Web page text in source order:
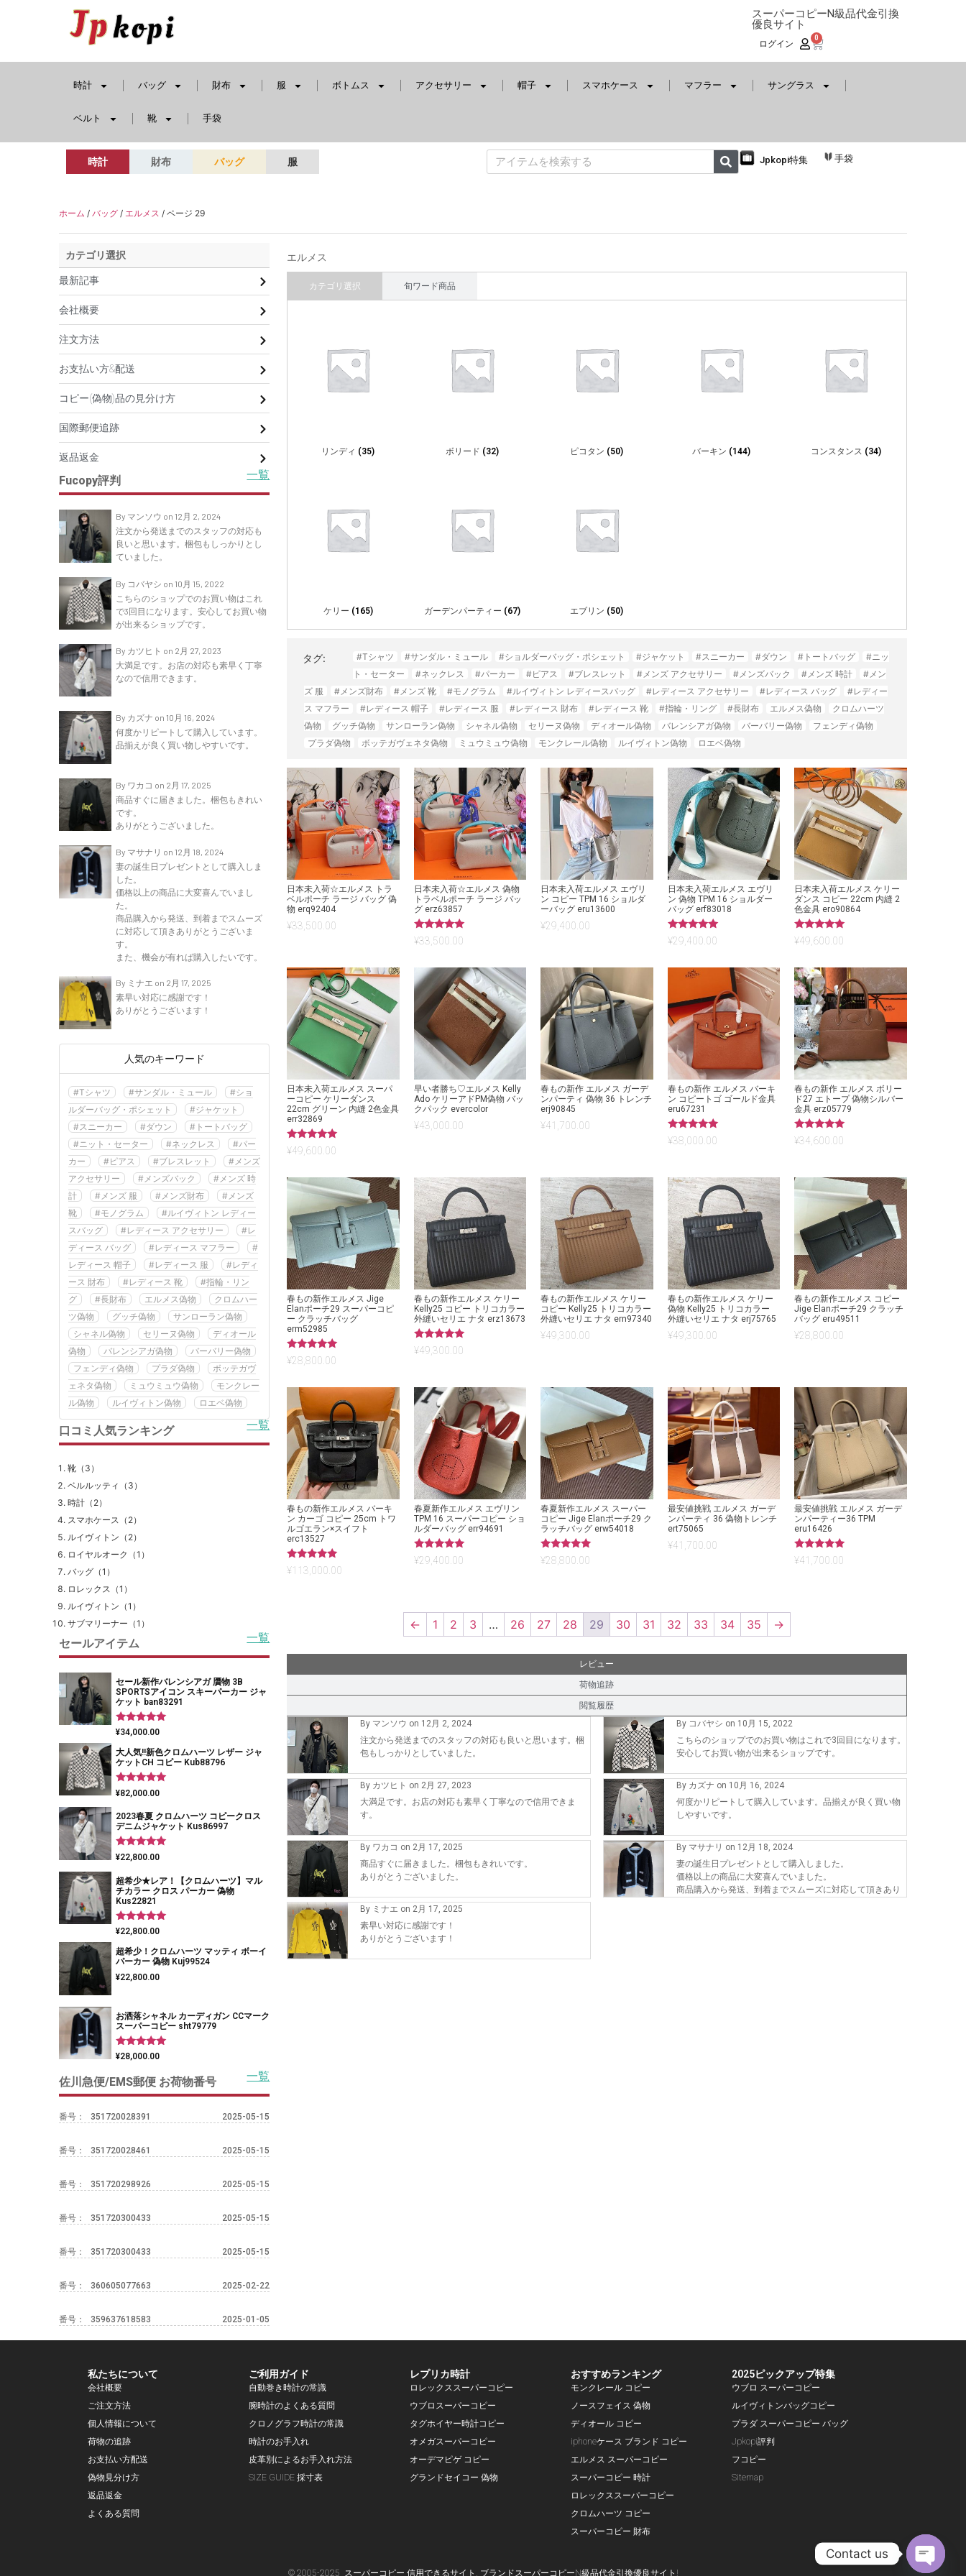
スーパーコピーN級品代金引換
優良サイト
ログイン
0
時計 バッグ 財布 服 ボトムス アクセサリー 帽子 スマホケース マフラー サングラス
ベルト 靴 手袋
時計 財布 バッグ 服 Jpkopi特集 手袋
ホーム / バッグ / エルメス / ページ 29
カテゴリ選択
最新記事
会社概要
注文方法
お支払い方&配送
コピー(偽物)品の見分け方
国際郵便追跡
返品返金
Fucopy評判 一覧
By マンソウ on 12月 2, 2024
注文から発送までのスタッフの対応も
良いと思います。梱包もしっかりとし
ていました。
By コバヤシ on 10月 15, 2022
こちらのショップでのお買い物はこれ
で3回目になります。安心してお買い物
が出来るショップです。
By カツヒト on 2月 27, 2023
大満足です。お店の対応も素早く丁寧
なので信用できます。
By カズナ on 10月 16, 2024
何度かリピートして購入しています。
品揃えが良く買い物しやすいです。
By ワカコ on 2月 17, 2025
商品すぐに届きました。梱包もきれい
です。
ありがとうございました。
By マサナリ on 12月 18, 2024
妻の誕生日プレゼントとして購入しま
した。
価格以上の商品に大変喜んでいまし
た。
商品購入から発送、到着までスムーズ
に対応して頂きありがとうございま
す。
また、機会が有れば購入したいです。
By ミナエ on 2月 17, 2025
素早い対応に感謝です！
ありがとうございます！
人気のキーワード
#Tシャツ #サンダル・ミュール
#ショ
ルダーバッグ・ポシェット
#ジャケット
#スニーカー
#ダウン
#トートバッグ
#ニット・セーター
#ネックレス
#パー
カー
#ピアス #ブレスレット
#メンズ
アクセサリー
#メンズバック
#メンズ 時
計
#メンズ 服 #メンズ財布
#メンズ
靴
#モノグラム
#ルイヴィトン レディー
スバッグ
#レディース アクセサリー
#レ
ディース バッグ
#レディース マフラー
#
レディース 帽子
#レディース 服
#レディ
ース 財布
#レディース 靴
#指輪・リン
グ
#長財布 エルメス偽物
クロムハー
ツ偽物
グッチ偽物
サンローラン偽物
シャネル偽物
セリーヌ偽物
ディオール
偽物
バレンシアガ偽物
バーバリー偽物
フェンディ偽物
プラダ偽物
ボッテガヴ
ェネタ偽物
ミュウミュウ偽物
モンクレー
ル偽物
ルイヴィトン偽物 ロエベ偽物
口コミ人気ランキング 一覧
靴（3）
ベルルッティ（3）
時計（2）
スマホケース（2）
ルイヴィトン（2）
ロイヤルオーク（1）
バッグ（1）
ロレックス（1）
ルイヴィトン（1）
サブマリーナー（1）
セールアイテム 一覧
セール新作バレンシアガ 贋物 3B
SPORTSアイコン スキーパーカー ジャ
ケット ban83291
5段階中
5.00
の評価
¥34,000.00
大人気!!新色クロムハーツ レザー ジャ
ケットCH コピー Kub88796
5段階中
5.00
¥82,000.00
2023春夏 クロムハーツ コピークロス
デニムジャケット Kus86997
5段階中
5.00
の評価
¥22,800.00
超希少★レア！【クロムハーツ】マル
チカラー クロス パーカー 偽物
Kus22821
5段階中
5.00
の評価
¥22,800.00
超希少！クロムハーツ マッティ ボーイ
パーカー 偽物 Kuj99524
¥22,800.00
お洒落シャネル カーディガン CCマーク
スーパーコピー sht79779
5段階中
5.00
¥28,000.00
佐川急便/EMS郵便 お荷物番号 一覧
番号： 351720028391 2025-05-15
番号： 351720028461 2025-05-15
番号： 351720298926 2025-05-15
番号： 351720300433 2025-05-15
番号： 351720300433 2025-05-15
番号： 360605077663 2025-02-22
番号： 359637618583 2025-01-05
エルメス
カテゴリ選択 旬ワード商品
リンディ (35) ボリード (32) ピコタン (50) バーキン (144) コンスタンス (34)
ケリー (165) ガーデンパーティー (67) エブリン (50)
タグ: #Tシャツ #サンダル・ミュール #ショルダーバッグ・ポシェット #ジャケット #スニーカー #ダウン #トートバッグ
#ニッ
ト・セーター
#ネックレス #パーカー #ピアス #ブレスレット #メンズ アクセサリー #メンズバック #メンズ 時計
#メン
ズ 服
#メンズ財布 #メンズ 靴 #モノグラム #ルイヴィトン レディースバッグ #レディース アクセサリー #レディース バッグ
#レディー
ス マフラー
#レディース 帽子 #レディース 服 #レディース 財布 #レディース 靴 #指輪・リング #長財布 エルメス偽物
クロムハーツ
偽物
グッチ偽物 サンローラン偽物 シャネル偽物 セリーヌ偽物 ディオール偽物 バレンシアガ偽物 バーバリー偽物
フェンディ偽物
プラダ偽物
ボッテガヴェネタ偽物 ミュウミュウ偽物 モンクレール偽物 ルイヴィトン偽物 ロエベ偽物
日本未入荷☆エルメス トラ
ベルポーチ ラージ バッグ 偽
物 erq92404
¥33,500.00
日本未入荷☆エルメス 偽物
トラベルポーチ ラージ バッ
グ erz63857
5段階中
5.00
¥33,500.00
日本未入荷エルメス エヴリ
ン コピー TPM 16 ショルダ
ーバッグ eru13600
¥29,400.00
日本未入荷エルメス エヴリ
ン 偽物 TPM 16 ショルダー
バッグ erf83018
5段階中
5.00
¥29,400.00
日本未入荷エルメス ケリー
ダンス コピー 22cm 内縫 2
色金具 ero90864
5段階中
5.00
¥49,600.00
日本未入荷エルメス スーパ
ーコピー ケリーダンス
22cm グリーン 内縫 2色金具
err32869
5段階中
5.00
¥49,600.00
早い者勝ち♡エルメス Kelly
Ado ケリーアドPM偽物 バッ
クパック evercolor
¥43,000.00
春もの新作 エルメス ガーデ
ンパーティ 偽物 36 トレンチ
erj90845
¥41,700.00
春もの新作 エルメス バーキ
ン コピートゴ ゴールド金具
eru67231
5段階中
5.00
¥38,000.00
春もの新作 エルメス ボリー
ド27 エトープ 偽物シルバー
金具 erz05779
5段階中
5.00
¥34,600.00
春もの新作エルメス Jige
Elanポーチ29 スーパーコピ
ー クラッチバッグ
erm52985
5段階中
5.00
¥28,800.00
春もの新作エルメス ケリー
Kelly25 コピー トリコカラー
外縫いセリエ ナタ erz13673
5段階中
5.00
¥49,300.00
春もの新作エルメス ケリー
コピー Kelly25 トリコカラー
外縫いセリエ ナタ ern97340
¥49,300.00
春もの新作エルメス ケリー
偽物 Kelly25 トリコカラー
外縫いセリエ ナタ erj75765
¥49,300.00
春もの新作エルメス コピー
Jige Elanポーチ29 クラッチ
バッグ eru49511
¥28,800.00
春もの新作エルメス バーキ
ン カーゴ コピー 25cm トワ
ルゴエラン×スイフト
erc13527
5段階中
5.00
¥113,000.00
春夏新作エルメス エヴリン
TPM 16 スーパーコピー ショ
ルダーバッグ err94691
5段階中
5.00
¥29,400.00
春夏新作エルメス スーパー
コピー Jige Elanポーチ29 ク
ラッチバッグ erw54018
5段階中
5.00
¥28,800.00
最安値挑戦 エルメス ガーデ
ンパーティ 36 偽物トレンチ
ert75065
¥41,700.00
最安値挑戦 エルメス ガーデ
ンパーティー36 TPM
eru16426
5段階中
5.00
¥41,700.00
← 1 2 3 … 26 27 28 29 30 31 32 33 34 35 →
レビュー
荷物追跡
閲覧履歴
By マンソウ on 12月 2, 2024
注文から発送までのスタッフの対応も良いと思います。梱
包もしっかりとしていました。
By コバヤシ on 10月 15, 2022
こちらのショップでのお買い物はこれで3回目になります。
安心してお買い物が出来るショップです。
By カツヒト on 2月 27, 2023
大満足です。お店の対応も素早く丁寧なので信用できま
す。
By カズナ on 10月 16, 2024
何度かリピートして購入しています。品揃えが良く買い物
しやすいです。
By ワカコ on 2月 17, 2025
商品すぐに届きました。梱包もきれいです。
ありがとうございました。
By マサナリ on 12月 18, 2024
妻の誕生日プレゼントとして購入しました。
価格以上の商品に大変喜んでいました。
商品購入から発送、到着までスムーズに対応して頂きあり
By ミナエ on 2月 17, 2025
素早い対応に感謝です！
ありがとうございます！
私たちについて
会社概要
ご注文方法
個人情報について
荷物の追跡
お支払い方配送
偽物見分け方
返品返金
よくある質問
ご利用ガイド
自動巻き時計の常識
腕時計のよくある質問
クロノグラフ時計の常識
時計のお手入れ
皮革別によるお手入れ方法
SIZE GUIDE 採寸表
レプリカ時計
ロレックススーパーコピー
ウブロスーパーコピー
タグホイヤー時計コピー
オメガスーパーコピー
オーデマピゲ コピー
グランドセイコー 偽物
おすすめランキング
モンクレール コピー
ノースフェイス 偽物
ディオール コピー
iphoneケース ブランド コピー
エルメス スーパーコピー
スーパーコピー 時計
ロレックススーパーコピー
クロムハーツ コピー
スーパーコピー 財布
2025ピックアップ特集
ウブロ スーパーコピー
ルイヴィトンバッグコピー
プラダ スーパーコピー バッグ
Jpkopi評判
フコピー
Sitemap
© 2005-2025 スーパーコピー 信用できるサイト, ブランドスーパーコピーN級品代金引換優良サイト!
Contact us